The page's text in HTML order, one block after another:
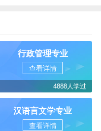
行政管理专业
查看详情
4888人学过
汉语言文学专业
查看详情